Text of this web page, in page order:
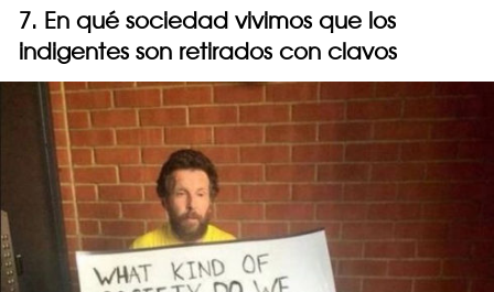
7. En qué sociedad vivimos que los
indigentes son retirados con clavos